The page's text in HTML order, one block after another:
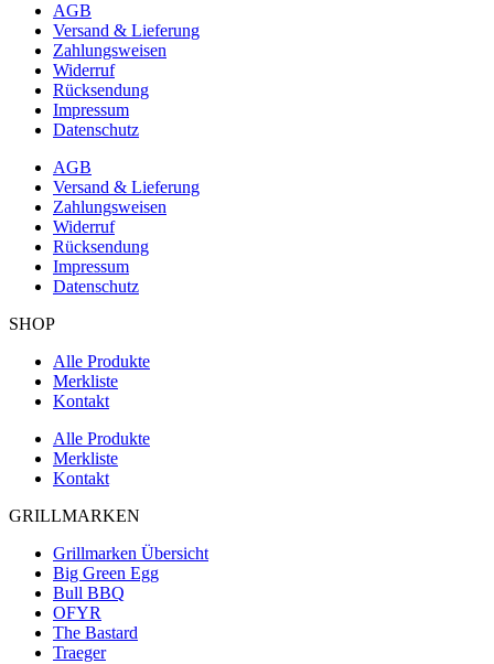
AGB
Versand & Lieferung
Zahlungsweisen
Widerruf
Rücksendung
Impressum
Datenschutz
AGB
Versand & Lieferung
Zahlungsweisen
Widerruf
Rücksendung
Impressum
Datenschutz
SHOP
Alle Produkte
Merkliste
Kontakt
Alle Produkte
Merkliste
Kontakt
GRILLMARKEN
Grillmarken Übersicht
Big Green Egg
Bull BBQ
OFYR
The Bastard
Traeger